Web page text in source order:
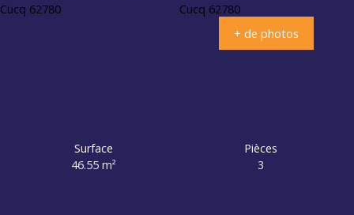
+ de photos
Surface
46.55 m²
Pièces
3